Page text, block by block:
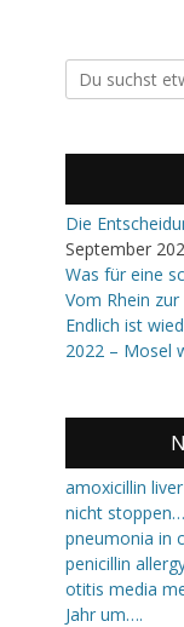
Suche
nach:
Die
September
Was für eine
Vom Rhein
Endlich ist
2022 – Mosel
amoxicillin
nicht
pneumonia in
penicillin
otitis media
Jahr um….